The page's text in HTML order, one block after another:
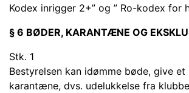
Kodex inrigger 2+” og ” Ro-kodex for
§ 6 BØDER, KARANTÆNE OG
Stk. 1
Bestyrelsen kan idømme bøde, give et
karantæne, dvs. udelukkelse fra